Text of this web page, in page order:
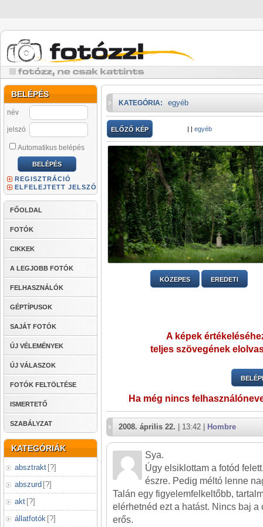
BELÉPÉS
név
jelszó
Automatikus belépés
REGISZTRÁCIÓ
ELFELEJTETT JELSZÓ
FŐOLDAL
FOTÓK
CIKKEK
A LEGJOBB FOTÓK
FELHASZNÁLÓK
GÉPTÍPUSOK
SAJÁT FOTÓK
ÚJ VÉLEMÉNYEK
ÚJ VÁLASZOK
FOTÓK FELTÖLTÉSE
ISMERTETŐ
SZABÁLYZAT
KATEGÓRIÁK
absztrakt [?]
abszurd [?]
akt [?]
állatfotók [?]
KATEGÓRIA: egyéb
ELŐZŐ KÉP | | egyéb
KÖZEPES EREDETI
A képek
teljes szövegének
Ha még nincs
2008. április 22. | 13:42 | Hombre
Sya.
Úgy elsiklottam a fotód
észre. Pedig méltó lenne
Talán egy figyelemfelkeltőbb,
elérhetnéd ezt a hatást. Nincs baj a
erős.